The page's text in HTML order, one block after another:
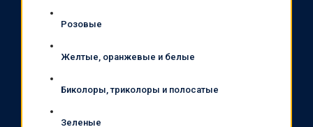
Розовые
Желтые, оранжевые и белые
Биколоры, триколоры и полосатые
Зеленые